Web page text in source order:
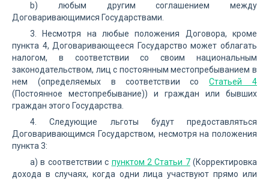
b) любым другим соглашением между
Договаривающимися Государствами.
3. Несмотря на любые положения Договора, кроме
пункта 4, Договаривающееся Государство может облагать
налогом, в соответствии со своим национальным
законодательством, лиц с постоянным местопребыванием в
нем (определяемых в соответствии соСтатьей 4
(Постоянное местопребывание)) и граждан или бывших
граждан этого Государства.
4. Следующие льготы будут предоставляться
Договаривающимся Государством, несмотря на положения
пункта 3:
a) в соответствии с пунктом 2 Статьи 7(Корректировка
дохода в случаях, когда одни лица участвуют прямо или